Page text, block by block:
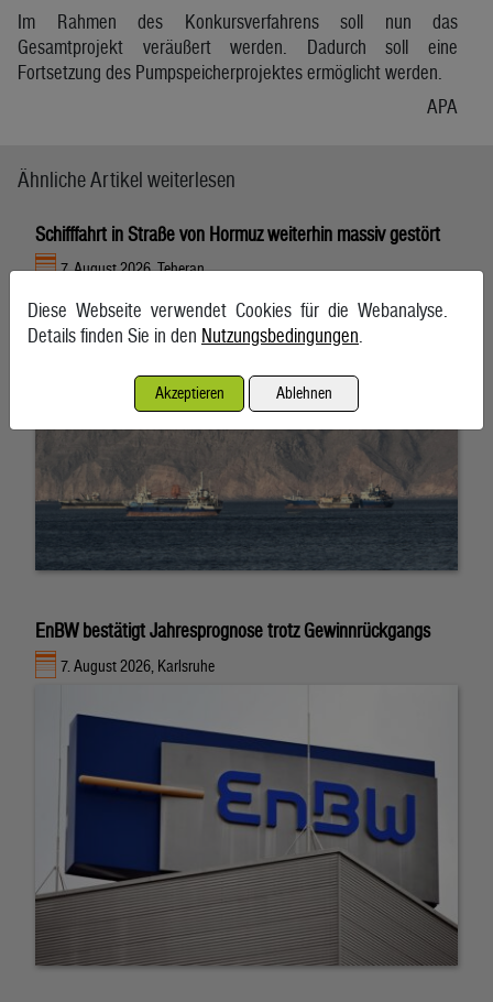
Im Rahmen des Konkursverfahrens soll nun das
Gesamtprojekt veräußert werden. Dadurch soll eine
Fortsetzung des Pumpspeicherprojektes ermöglicht werden.
APA
Ähnliche Artikel weiterlesen
Schifffahrt in Straße von Hormuz weiterhin massiv gestört
7. August 2026, Teheran
EnBW bestätigt Jahresprognose trotz Gewinnrückgangs
7. August 2026, Karlsruhe
Diese Webseite verwendet Cookies für die Webanalyse.
Details finden Sie in den Nutzungsbedingungen.
Akzeptieren Ablehnen